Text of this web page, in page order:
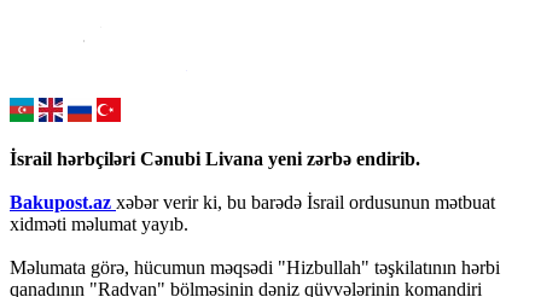
İsrail hərbçiləri Cənubi Livana yeni zərbə endirib.
Bakupost.az xəbər verir ki, bu barədə İsrail ordusunun mətbuat
xidməti məlumat yayıb.
Məlumata görə, hücumun məqsədi "Hizbullah" təşkilatının hərbi
qanadının "Radvan" bölməsinin dəniz qüvvələrinin komandiri